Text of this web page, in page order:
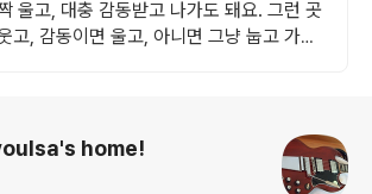
울고, 대충 감동받고 나가도 돼요. 그런 곳
고, 감동이면 울고, 아니면 그냥 눕고 가세
home!